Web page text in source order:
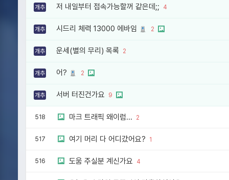
개추 저 내일부터 접속가능할꺼 같은데;; 4
개추 시드리 체력 13000 에바임 2
개추 운세(별의 무리) 목록 2
개추 어? 2
개추 서버 터진건가요 9
518 마크 트래픽 왜이럼... 2
517 여기 머리 다 어디갔어요? 1
516 도움 주실분 계신가요 4